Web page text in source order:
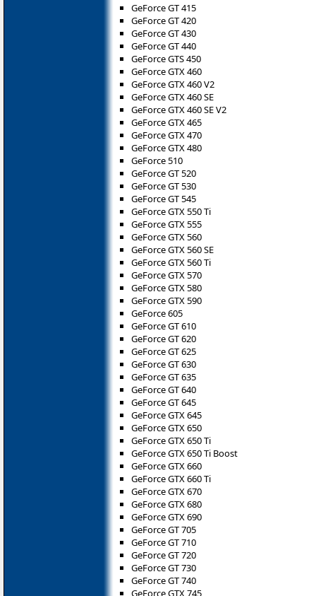
GeForce GT 415
GeForce GT 420
GeForce GT 430
GeForce GT 440
GeForce GTS 450
GeForce GTX 460
GeForce GTX 460 V2
GeForce GTX 460 SE
GeForce GTX 460 SE V2
GeForce GTX 465
GeForce GTX 470
GeForce GTX 480
GeForce 510
GeForce GT 520
GeForce GT 530
GeForce GT 545
GeForce GTX 550 Ti
GeForce GTX 555
GeForce GTX 560
GeForce GTX 560 SE
GeForce GTX 560 Ti
GeForce GTX 570
GeForce GTX 580
GeForce GTX 590
GeForce 605
GeForce GT 610
GeForce GT 620
GeForce GT 625
GeForce GT 630
GeForce GT 635
GeForce GT 640
GeForce GT 645
GeForce GTX 645
GeForce GTX 650
GeForce GTX 650 Ti
GeForce GTX 650 Ti Boost
GeForce GTX 660
GeForce GTX 660 Ti
GeForce GTX 670
GeForce GTX 680
GeForce GTX 690
GeForce GT 705
GeForce GT 710
GeForce GT 720
GeForce GT 730
GeForce GT 740
GeForce GTX 745